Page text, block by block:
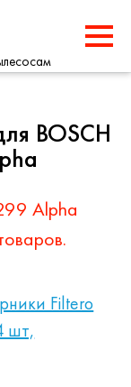
BOSCH
Alpha
Filtero
шт,